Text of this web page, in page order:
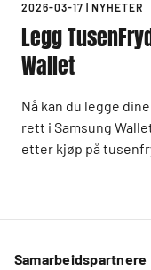
2026-03-17 NYHETER
Legg
Wallet
Nå kan du legge
rett i Samsung
etter kjøp på
Samarbeidspartnere